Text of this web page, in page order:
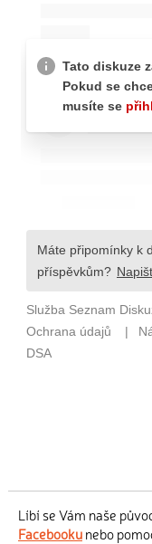
Líbí se Vám naše
Facebookunebo